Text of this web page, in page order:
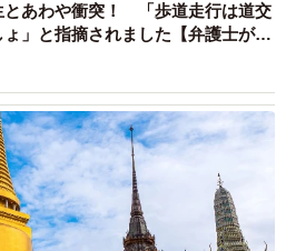
とあわや衝突！ 「歩道走行は道交
」と指摘されました【弁護士が解